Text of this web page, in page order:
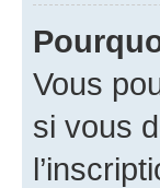
Vous
si vous